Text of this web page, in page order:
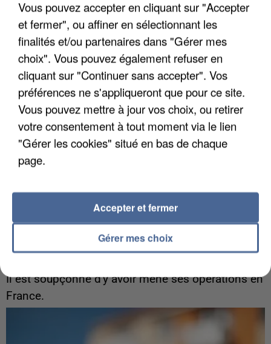
Son corps a été retrouvé à cinq kilomètres de là.
L’un des fondateurs supposés de la DZ Mafia
Il est soupçonné d'y avoir mené ses opérations en
France.
Vous pouvez accepter en cliquant sur "Accepter
et fermer", ou affiner en sélectionnant les
finalités et/ou partenaires dans "Gérer mes
choix". Vous pouvez également refuser en
cliquant sur "Continuer sans accepter". Vos
préférences ne s'appliqueront que pour ce site.
Vous pouvez mettre à jour vos choix, ou retirer
votre consentement à tout moment via le lien
"Gérer les cookies" situé en bas de chaque
page.
Gérer mes choix
Accepter et fermer